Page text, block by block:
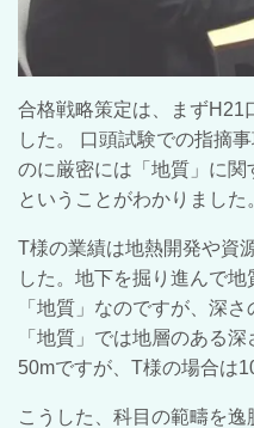
合格戦略策定は、まずH21
した。 口頭試験での指摘
のに厳密には「地質」に
ということがわかりました
Т様の業績は地熱開発や資
した。地下を掘り進んで
「地質」なのですが、深
「地質」では地層のある
50mですが、Т様の場合は
こうした、科目の範疇を